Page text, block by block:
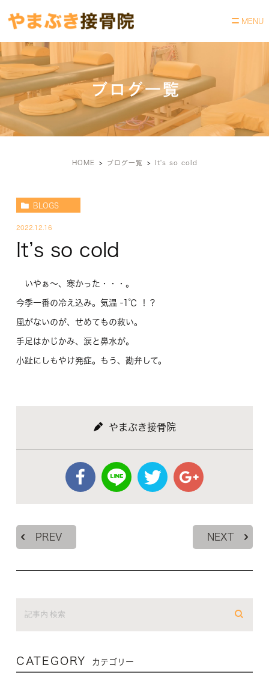
ブログ一覧
HOME ブログ一覧 It's so cold
BLOGS
2022.12.16
It’s so cold
いやぁ～、寒かった・・・。
今季一番の冷え込み。気温 -1℃ ！？
風がないのが、せめてもの救い。
手足はかじかみ、涙と鼻水が。
小趾にしもやけ発症。もう、勘弁して。
やまぶき接骨院
PREV NEXT
CATEGORY カテゴリー